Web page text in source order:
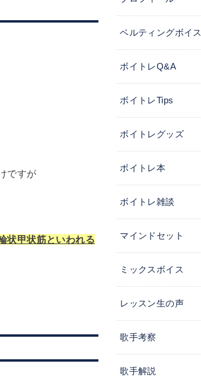
ですが
状甲状筋といわれる
ベルティングボイス
ボイトレQ&A
ボイトレTips
ボイトレグッズ
ボイトレ本
ボイトレ雑談
マインドセット
ミックスボイス
レッスン生の声
歌手考察
歌手解説